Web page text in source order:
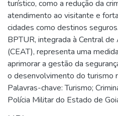
turístico, como a redução da
atendimento ao visitante e
cidades como destinos
BPTUR, integrada à Central
(CEAT), representa uma
aprimorar a gestão da
o desenvolvimento do turismo
Palavras-chave: Turismo;
Polícia Militar do Estado de